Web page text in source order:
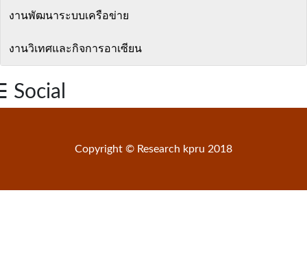
งานพัฒนาระบบเครือข่าย
งานวิเทศและกิจการอาเซียน
Social
Copyright © Research kpru 2018